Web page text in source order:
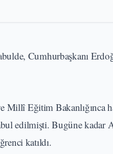
Cumhurbaşkanı
Millî Eğitim
edilmişti. Bugüne kadar
katıldı.